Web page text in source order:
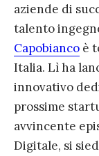
aziende di
talento
Capobianco è
Italia. Lì ha
innovativo
prossime
avvincente
Digitale, si